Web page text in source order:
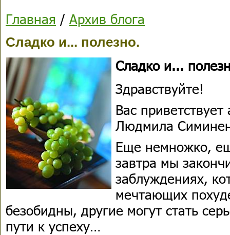
Главная / Архив блога
Сладко и... полезно.
Сладко и...
Здравствуйте!
Вас
Людмила
Еще немножко,
завтра мы
заблуждениях,
мечтающих
безобидны, другие могут стать
пути к успеху…